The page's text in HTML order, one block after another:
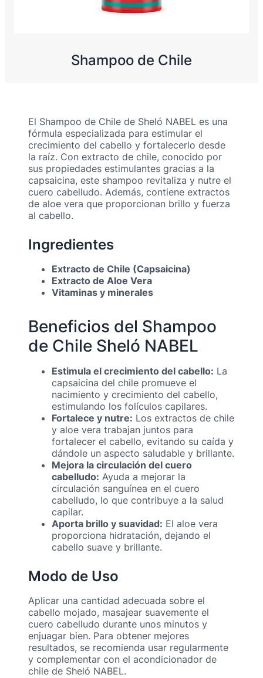
Shampoo de Chile
El Shampoo de Chile de Sheló NABEL es una
fórmula especializada para estimular el
crecimiento del cabello y fortalecerlo desde
la raíz. Con extracto de chile, conocido por
sus propiedades estimulantes gracias a la
capsaicina, este shampoo revitaliza y nutre el
cuero cabelludo. Además, contiene extractos
de aloe vera que proporcionan brillo y fuerza
al cabello.
Ingredientes
Extracto de Chile (Capsaicina)
Extracto de Aloe Vera
Vitaminas y minerales
Beneficios del Shampoo
de Chile Sheló NABEL
Estimula el crecimiento del cabello: La
capsaicina del chile promueve el
nacimiento y crecimiento del cabello,
estimulando los folículos capilares.
Fortalece y nutre: Los extractos de chile
y aloe vera trabajan juntos para
fortalecer el cabello, evitando su caída y
dándole un aspecto saludable y brillante.
Mejora la circulación del cuero
cabelludo: Ayuda a mejorar la
circulación sanguínea en el cuero
cabelludo, lo que contribuye a la salud
capilar.
Aporta brillo y suavidad: El aloe vera
proporciona hidratación, dejando el
cabello suave y brillante.
Modo de Uso
Aplicar una cantidad adecuada sobre el
cabello mojado, masajear suavemente el
cuero cabelludo durante unos minutos y
enjuagar bien. Para obtener mejores
resultados, se recomienda usar regularmente
y complementar con el acondicionador de
chile de Sheló NABEL.